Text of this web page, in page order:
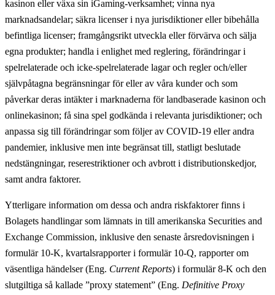
kasinon eller växa sin iGaming-verksamhet; vinna nya
marknadsandelar; säkra licenser i nya jurisdiktioner eller bibehålla
befintliga licenser; framgångsrikt utveckla eller förvärva och sälja
egna produkter; handla i enlighet med reglering, förändringar i
spelrelaterade och icke-spelrelaterade lagar och regler och/eller
självpåtagna begränsningar för eller av våra kunder och som
påverkar deras intäkter i marknaderna för landbaserade kasinon och
onlinekasinon; få sina spel godkända i relevanta jurisdiktioner; och
anpassa sig till förändringar som följer av COVID-19 eller andra
pandemier, inklusive men inte begränsat till, statligt beslutade
nedstängningar, reserestriktioner och avbrott i distributionskedjor,
samt andra faktorer.
Ytterligare information om dessa och andra riskfaktorer finns i
Bolagets handlingar som lämnats in till amerikanska Securities and
Exchange Commission, inklusive den senaste årsredovisningen i
formulär 10-K, kvartalsrapporter i formulär 10-Q, rapporter om
väsentliga händelser (Eng. Current Reports) i formulär 8-K och den
slutgiltiga så kallade ”proxy statement” (Eng. Definitive Proxy